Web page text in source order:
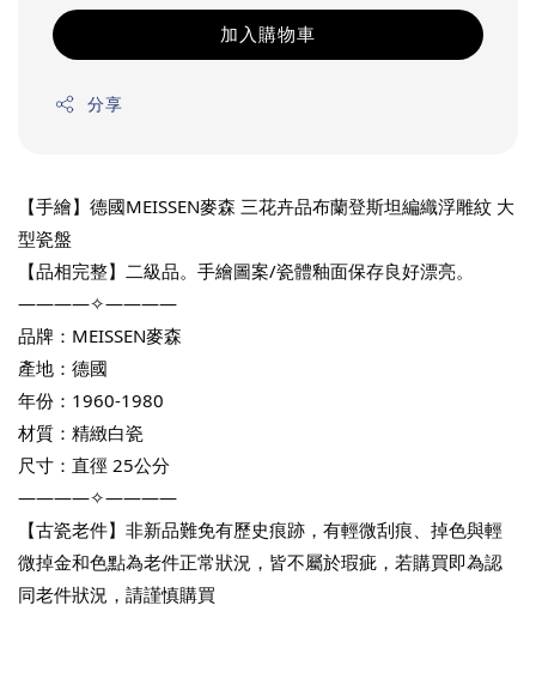
加入購物車
分享
【手繪】德國MEISSEN麥森 三花卉品布蘭登斯坦編織浮雕紋 大
型瓷盤
【品相完整】二級品。手繪圖案/瓷體釉面保存良好漂亮。
————✧————
品牌：MEISSEN麥森
產地：德國
年份：1960-1980
材質：精緻白瓷
尺寸：直徑 25公分
————✧————
【古瓷老件】非新品難免有歷史痕跡，有輕微刮痕、掉色與輕
微掉金和色點為老件正常狀況，皆不屬於瑕疵，若購買即為認
同老件狀況，請謹慎購買